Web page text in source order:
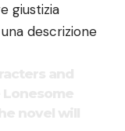
giustizia
descrizione